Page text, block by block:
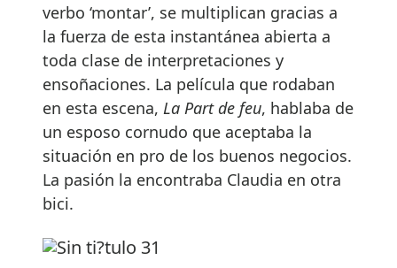
verbo ‘montar’, se multiplican gracias a
la fuerza de esta instantánea abierta a
toda clase de interpretaciones y
ensoñaciones. La película que rodaban
en esta escena, La Part de feu, hablaba de
un esposo cornudo que aceptaba la
situación en pro de los buenos negocios.
La pasión la encontraba Claudia en otra
bici.